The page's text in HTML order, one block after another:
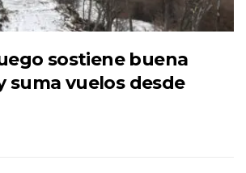
sostiene buena
suma vuelos desde